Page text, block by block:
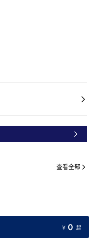
查看全部
￥ 0 起